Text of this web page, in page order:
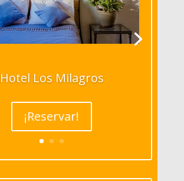
Hotel Los Milagros
¡Reservar!